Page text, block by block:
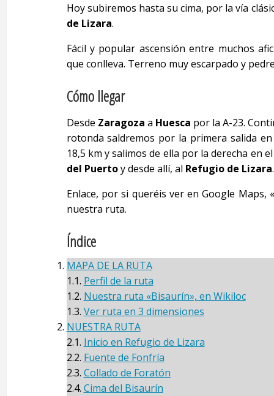
Hoy subiremos hasta su cima, por la vía
de Lizara.
Fácil y popular ascensión entre muchos
que conlleva. Terreno muy escarpado y
Cómo llegar
Desde Zaragoza a Huesca por la A-23.
rotonda saldremos por la primera salida
18,5 km y salimos de ella por la derecha en
del Puertoy desde allí, al Refugio de Lizara.
Enlace, por si queréis ver en Google Maps,
nuestra ruta.
Índice
MAPA DE LA RUTA
1.1. Perfil de la ruta
1.2. Nuestra ruta «Bisaurín», en Wikiloc
1.3. Ver ruta en 3 dimensiones
NUESTRA RUTA
2.1. Inicio en Refugio de Lizara
2.2. Fuente de Fonfría
2.3. Collado de Foratón
2.4. Cima del Bisaurín